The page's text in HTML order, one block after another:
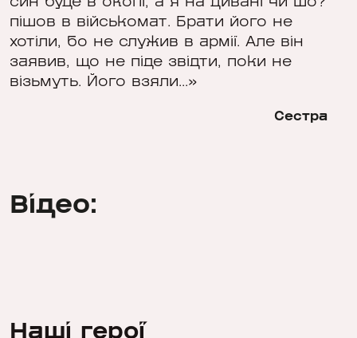
пішов в військомат. Брати його не
хотіли, бо не служив в армії. Але він
заявив, що не піде звідти, поки не
візьмуть. Його взяли...»
Сестра
Відео:
Наші герої